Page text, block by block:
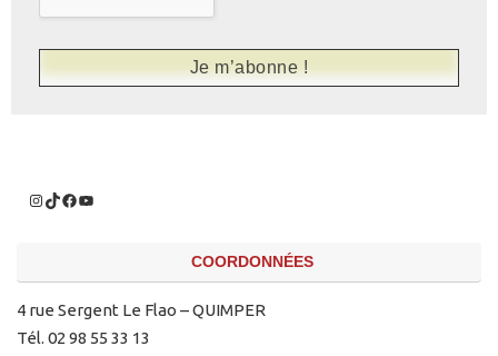
COORDONNÉES
4 rue Sergent Le Flao – QUIMPER
Tél. 02 98 55 33 13